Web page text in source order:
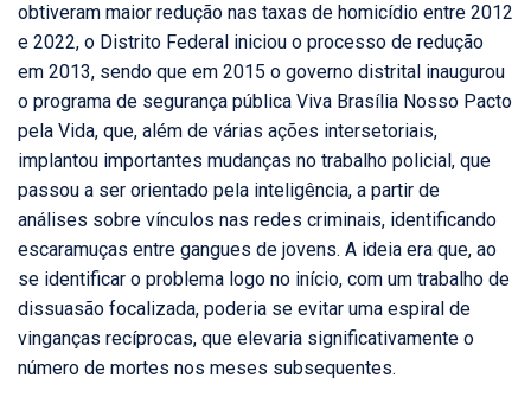
obtiveram maior redução nas taxas de homicídio entre 2012
e 2022, o Distrito Federal iniciou o processo de redução
em 2013, sendo que em 2015 o governo distrital inaugurou
o programa de segurança pública Viva Brasília Nosso Pacto
pela Vida, que, além de várias ações intersetoriais,
implantou importantes mudanças no trabalho policial, que
passou a ser orientado pela inteligência, a partir de
análises sobre vínculos nas redes criminais, identificando
escaramuças entre gangues de jovens. A ideia era que, ao
se identificar o problema logo no início, com um trabalho de
dissuasão focalizada, poderia se evitar uma espiral de
vinganças recíprocas, que elevaria significativamente o
número de mortes nos meses subsequentes.